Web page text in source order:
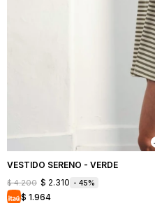
VESTIDO SERENO - VERDE
$ 4.200 $ 2.310 45
$ 1.964